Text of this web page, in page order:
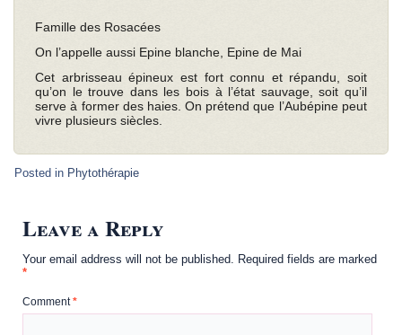
Famille des Rosacées
On l’appelle aussi Epine blanche, Epine de Mai
Cet arbrisseau épineux est fort connu et répandu, soit
qu’on le trouve dans les bois à l’état sauvage, soit qu’il
serve à former des haies. On prétend que l’Aubépine peut
vivre plusieurs siècles.
Posted in Phytothérapie
Leave a Reply
Your email address will not be published. Required fields are marked
*
Comment*